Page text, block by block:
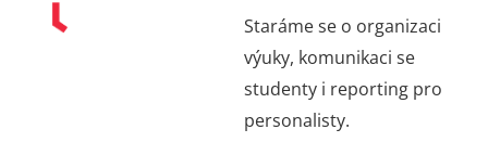
Staráme se o organizaci
výuky, komunikaci se
studenty i reporting pro
personalisty.